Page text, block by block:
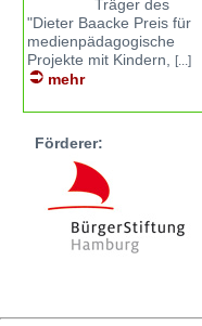
Träger des
"Dieter Baacke Preis für
medienpädagogische
Projekte mit Kindern, [...]
mehr
Förderer: